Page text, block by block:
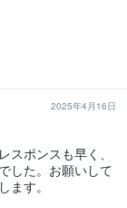
2025年4月16日
ポンスも早く、
した。お願いして
ます。